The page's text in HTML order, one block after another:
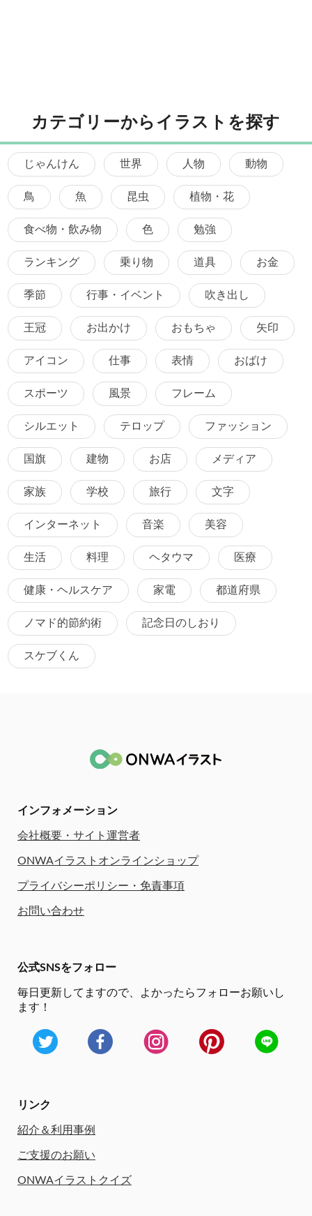
カテゴリーからイラストを探す
じゃんけん 世界 人物 動物
鳥 魚 昆虫 植物・花
食べ物・飲み物 色 勉強
ランキング 乗り物 道具 お金
季節 行事・イベント 吹き出し
王冠 お出かけ おもちゃ 矢印
アイコン 仕事 表情 おばけ
スポーツ 風景 フレーム
シルエット テロップ ファッション
国旗 建物 お店 メディア
家族 学校 旅行 文字
インターネット 音楽 美容
生活 料理 ヘタウマ 医療
健康・ヘルスケア 家電 都道府県
ノマド的節約術 記念日のしおり
スケブくん
インフォメーション
会社概要・サイト運営者
ONWAイラストオンラインショップ
プライバシーポリシー・免責事項
お問い合わせ
公式SNSをフォロー
毎日更新してますので、
よかったらフォローお願いし
ます！
リンク
紹介＆利用事例
ご支援のお願い
ONWAイラストクイズ